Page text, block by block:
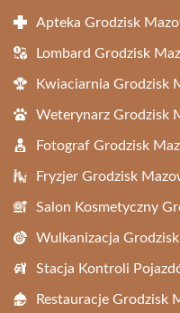
Apteka Grodzisk
Lombard Grodzisk
Kwiaciarnia Grodzisk
Weterynarz Grodzisk
Fotograf Grodzisk
Fryzjer Grodzisk
Salon Kosmetyczny
Wulkanizacja
Stacja Kontroli
Restauracje Grodzisk